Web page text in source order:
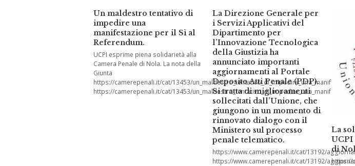
Un maldestro tentativo di
impedire una
manifestazione per il Sì al
Referendum.
UCPI esprime piena solidarietà alla
Camera Penale di Nola. La nota della
Giunta
https://camerepenali.it/cat/13453/
https://camerepenali.it/cat/13453/
La Direzione Generale per
i Servizi Applicativi del
Dipartimento per
l’Innovazione Tecnologica
della Giustizia ha
annunciato importanti
aggiornamenti al Portale
Deposito Atti Penale (PDP).
Si tratta di miglioramenti
sollecitati dall’Unione, che
giungono in un momento di
rinnovato dialogo con il
Ministero sul processo
penale telematico.
https://www.camerepenali.it/cat/13192/
https://www.camerepenali.it/cat/13192/
La
UCPI
di
https://